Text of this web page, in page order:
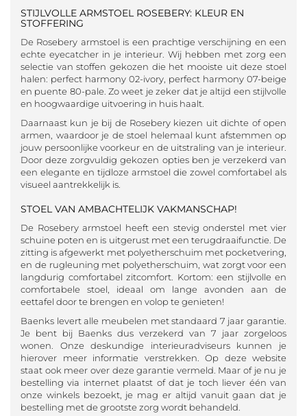
STIJLVOLLE ARMSTOEL ROSEBERY: KLEUR EN
STOFFERING
De Rosebery armstoel is een prachtige verschijning en een
echte eyecatcher in je interieur. Wij hebben met zorg een
selectie van stoffen gekozen die het mooiste uit deze stoel
halen: perfect harmony 02-ivory, perfect harmony 07-beige
en puente 80-pale. Zo weet je zeker dat je altijd een stijlvolle
en hoogwaardige uitvoering in huis haalt.
Daarnaast kun je bij de Rosebery kiezen uit dichte of open
armen, waardoor je de stoel helemaal kunt afstemmen op
jouw persoonlijke voorkeur en de uitstraling van je interieur.
Door deze zorgvuldig gekozen opties ben je verzekerd van
een elegante en tijdloze armstoel die zowel comfortabel als
visueel aantrekkelijk is.
STOEL VAN AMBACHTELIJK VAKMANSCHAP!
De Rosebery armstoel heeft een stevig onderstel met vier
schuine poten en is uitgerust met een terugdraaifunctie. De
zitting is afgewerkt met polyetherschuim met pocketvering,
en de rugleuning met polyetherschuim, wat zorgt voor een
langdurig comfortabel zitcomfort. Kortom: een stijlvolle en
comfortabele stoel, ideaal om lange avonden aan de
eettafel door te brengen en volop te genieten!
Baenks levert alle meubelen met standaard 7 jaar garantie.
Je bent bij Baenks dus verzekerd van 7 jaar zorgeloos
wonen. Onze deskundige interieuradviseurs kunnen je
hierover meer informatie verstrekken. Op deze website
staat ook meer over deze garantie vermeld. Maar of je nu je
bestelling via internet plaatst of dat je toch liever één van
onze winkels bezoekt, je mag er altijd vanuit gaan dat je
bestelling met de grootste zorg wordt behandeld.